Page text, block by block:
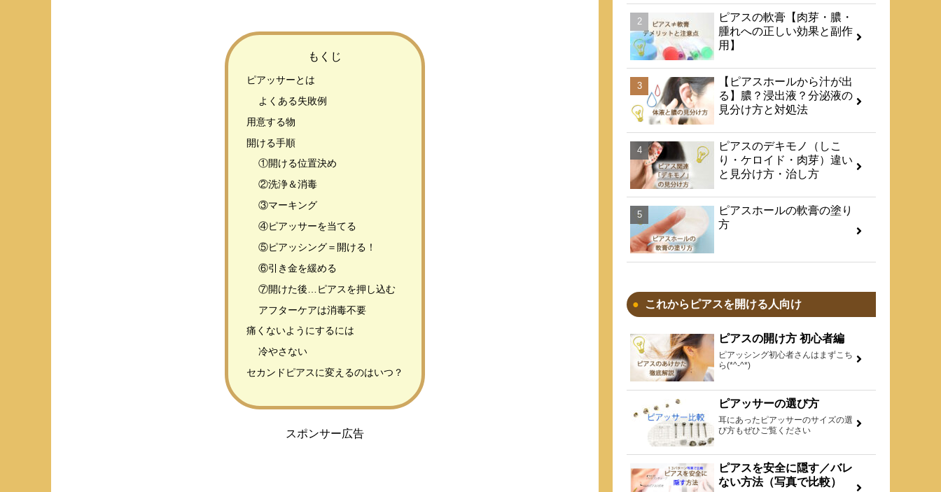
もくじ
ピアッサーとは
よくある失敗例
​用意する物
開ける手順
①開ける位置決め
②洗浄＆消毒
③マーキング
④ピアッサーを当てる
⑤ピアッシング＝開ける！
⑥引き金を緩める
⑦開けた後…ピアスを押し込む
アフターケアは消毒不要
痛くないようにするには
冷やさない
セカンドピアスに変えるのはいつ？
スポンサー広告
​ピアスの軟膏【肉芽・膿・
腫れへの正しい効果と副作
用】
【ピアスホールから汁が出
る】膿？浸出液？分泌液の
見分け方と対処法
ピアスのデキモノ（しこ
り・ケロイド・肉芽）違い
と見分け方・治し方
ピアスホールの軟膏の塗り
方
これからピアスを開ける人向け
ピアスの開け方 初心者編
ピアッシング初心者さんはまずこち
ら(*^-^*)
ピアッサーの選び方
耳にあったピアッサーのサイズの選
び方もぜひご覧ください
ピアスを安全に隠す／バレ
ない方法（写真で比較）